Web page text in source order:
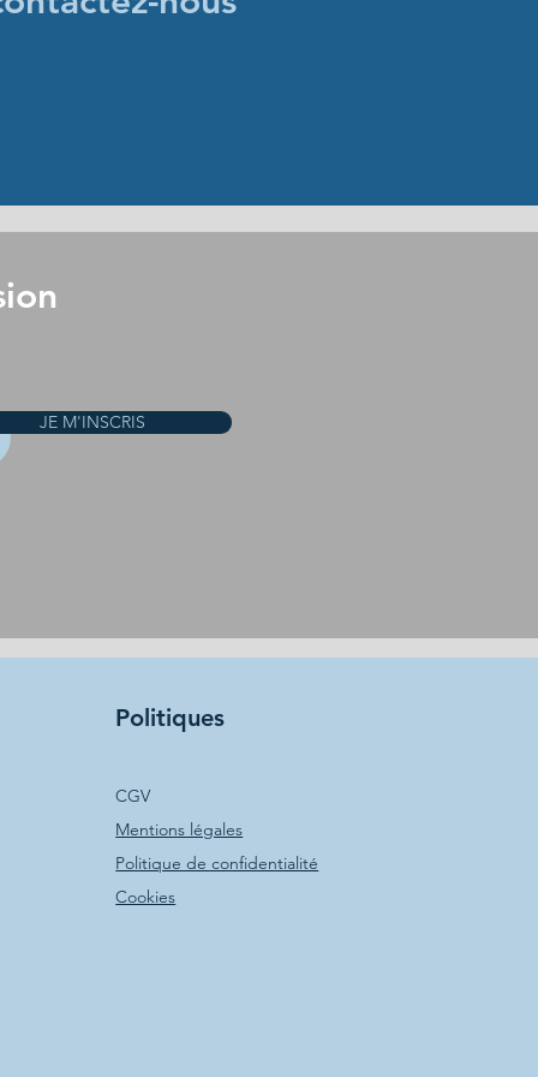
JE M'INSCRIS
Politiques
CGV
Mentions légales
Politique de confidentialité
Cookies